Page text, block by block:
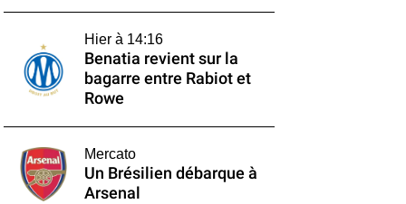
Hier à 14:16
Benatia revient sur la
bagarre entre Rabiot et
Rowe
Mercato
Un Brésilien débarque à
Arsenal